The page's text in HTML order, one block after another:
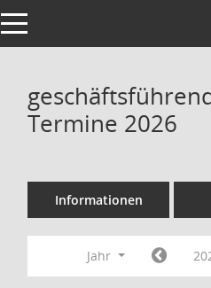
Toggle navigation
Termine 2026
Informationen
Jahr